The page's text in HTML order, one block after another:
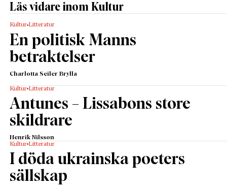
Läs vidare inom Kultur
Kultur Litteratur
En politisk Manns
betraktelser
Charlotta Seiler Brylla
Kultur Litteratur
Antunes – Lissabons store
skildrare
Henrik Nilsson
Kultur Litteratur
I döda ukrainska poeters
sällskap